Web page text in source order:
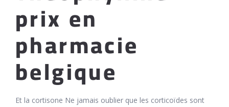
prix en
pharmacie
belgique
Et la cortisone Ne jamais oublier que les corticoïdes sont